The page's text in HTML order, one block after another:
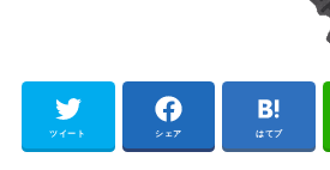
ツイート シェア はてブ